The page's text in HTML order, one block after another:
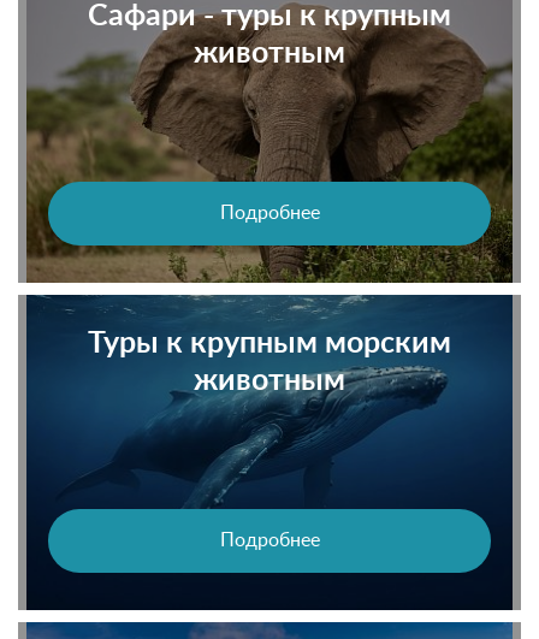
Сафари - туры к крупным
животным
Подробнее
Туры к крупным морским
животным
Подробнее